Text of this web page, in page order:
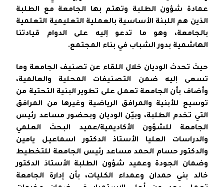
عمادة شؤون الطلبة وتهتم بها الجامعة مع الطلبة
الذين هم اللبنة الأساسية بالعملية التعليمية التعلمية
بالجامعة، وهو ما تدعو إليه على الدوام قيادتنا
الهاشمية بدور الشباب في بناء المجتمع.
حيث تحدث الوديان خلال اللقاء عن تصنيف الجامعة وما
تسعى إليه ضمن التصنيفات المحلية والعالمية،
وأضاف بأن الجامعة تعمل على تطوير البنية التحتية من
توسيع للأبنية والمرافق الرياضية وغيرها من المرافق
التي تخدم الطلبة، وبيّن الوديان وبحضور مساعد رئيس
الجامعة للشؤون الأكاديمية/عميد البحث العلمي
والدراسات العليا الأستاذ الدكتور اسماعيل يامين
والدكتور حسام الحمد مساعد رئيس الجامعة للتخطيط
وضمان الجودة وعميد شؤون الطلبة الأستاذ الدكتور
خالد بني حمدان وعمداء الكليات، بأن إدارة الجامعة